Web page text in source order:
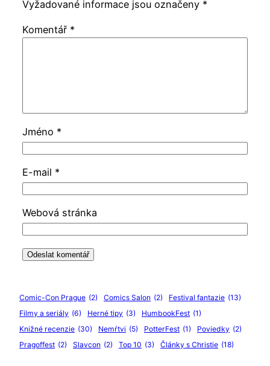
Vyžadované informace jsou označeny *
Komentář *
Jméno *
E-mail *
Webová stránka
Comic-Con Prague (2) Comics Salon (2) Festival fantazie (13)
Filmy a seriály (6) Herné tipy (3) HumbookFest (1)
Knižné recenzie (30) Nemŕtvi (5) PotterFest (1) Poviedky (2)
Pragoffest (2) Slavcon (2) Top 10 (3) Články s Christie (18)